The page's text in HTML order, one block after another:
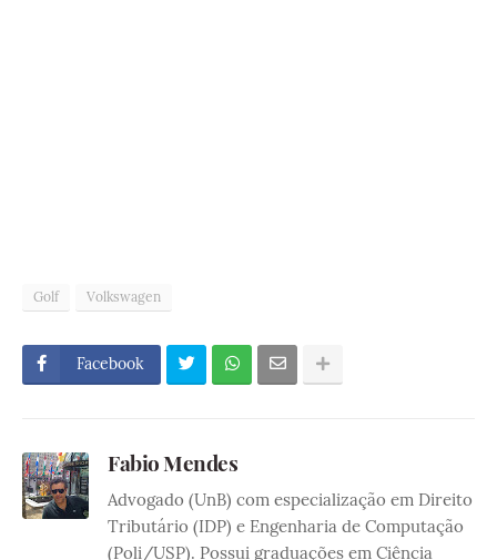
Golf Volkswagen
Facebook
Fabio Mendes
Advogado (UnB) com especialização em Direito
Tributário (IDP) e Engenharia de Computação
(Poli/USP). Possui graduações em Ciência